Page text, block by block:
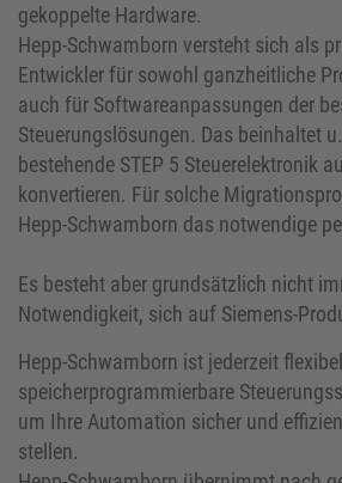
gekoppelte Hardware.
Hepp-Schwamborn versteht sich als
Entwickler für sowohl ganzheitliche
auch für Softwareanpassungen der
Steuerungslösungen. Das beinhaltet
bestehende STEP 5 Steuerelektronik
konvertieren. Für solche
Hepp-Schwamborn das notwendige
Es besteht aber grundsätzlich nicht
Notwendigkeit, sich auf Siemens-
Hepp-Schwamborn ist jederzeit
speicherprogrammierbare
um Ihre Automation sicher und
stellen.